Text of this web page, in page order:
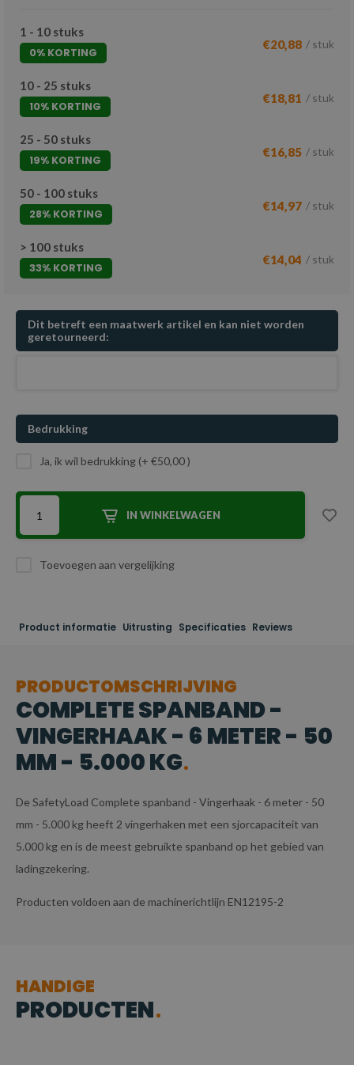
1 - 10 stuks
0% KORTING
€20,88 / stuk
10 - 25 stuks
10% KORTING
€18,81 / stuk
25 - 50 stuks
19% KORTING
€16,85 / stuk
50 - 100 stuks
28% KORTING
€14,97 / stuk
> 100 stuks
33% KORTING
€14,04 / stuk
Dit betreft een maatwerk artikel en kan niet worden
geretourneerd:
Bedrukking
Ja, ik wil bedrukking (+ €50,00 )
IN WINKELWAGEN
Toevoegen aan vergelijking
Product informatie Uitrusting Specificaties Reviews
PRODUCTOMSCHRIJVING
COMPLETE SPANBAND -
VINGERHAAK - 6 METER - 50
MM - 5.000 KG
De SafetyLoad Complete spanband - Vingerhaak - 6 meter - 50
mm - 5.000 kg heeft 2 vingerhaken met een sjorcapaciteit van
5.000 kg en is de meest gebruikte spanband op het gebied van
ladingzekering.
Producten voldoen aan de machinerichtlijn EN12195-2
HANDIGE
PRODUCTEN